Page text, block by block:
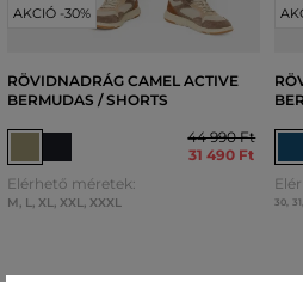
AKCIÓ -30%
RÖVIDNADRÁG CAMEL ACTIVE
BERMUDAS / SHORTS
44 990 Ft
31 490 Ft
Elérhető méretek:
M, L, XL, XXL, XXXL 30, 31,